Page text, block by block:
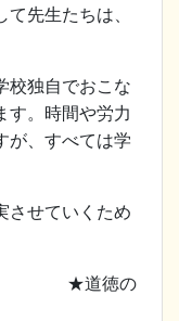
先生たちは、
校独自でおこな
す。時間や労力
が、すべては学
させていくため
修 ★道徳の